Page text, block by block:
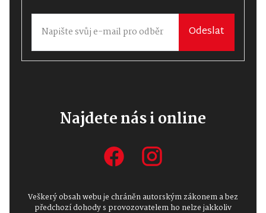
Odeslat
Najdete nás i online
Veškerý obsah webu je chráněn autorským zákonem a bez
předchozí dohody s provozovatelem ho nelze jakkoliv